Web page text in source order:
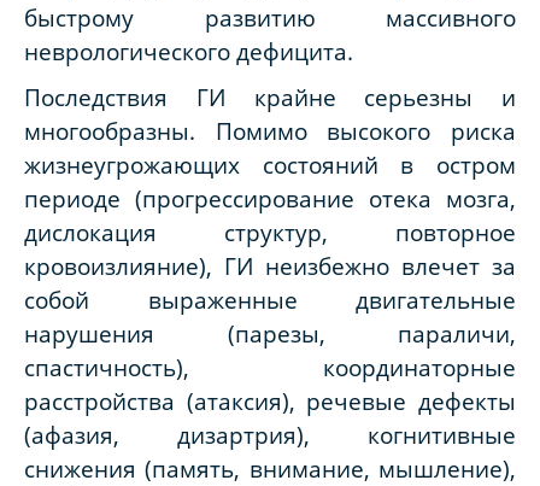
быстрому развитию массивного
неврологического дефицита.
Последствия ГИ крайне серьезны и
многообразны. Помимо высокого риска
жизнеугрожающих состояний в остром
периоде (прогрессирование отека мозга,
дислокация структур, повторное
кровоизлияние), ГИ неизбежно влечет за
собой выраженные двигательные
нарушения (парезы, параличи,
спастичность), координаторные
расстройства (атаксия), речевые дефекты
(афазия, дизартрия), когнитивные
снижения (память, внимание, мышление),